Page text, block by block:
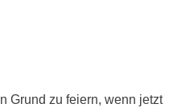
Grund zu feiern, wenn jetzt